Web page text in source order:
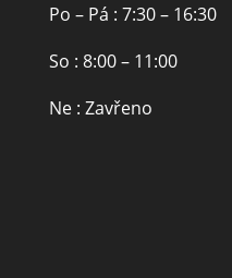
Po – Pá : 7:30 – 16:30
So : 8:00 – 11:00
Ne : Zavřeno